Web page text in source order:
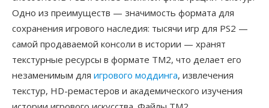
Одно из преимуществ — значимость формата для
сохранения игрового наследия: тысячи игр для PS2 —
самой продаваемой консоли в истории — хранят
текстурные ресурсы в формате TM2, что делает его
незаменимым для игрового моддинга, извлечения
текстур, HD-ремастеров и академического изучения